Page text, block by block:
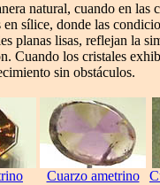
natural, cuando en las
en sílice, donde las
planas lisas, reflejan la
Cuando los cristales
sin obstáculos.
Cuarzo ametrino